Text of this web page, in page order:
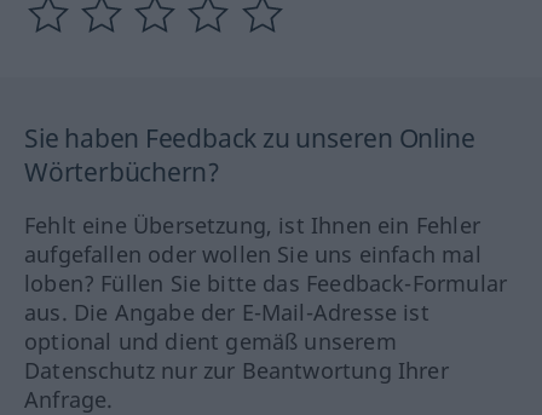
Sie haben Feedback zu unseren Online
Wörterbüchern?
Fehlt eine Übersetzung, ist Ihnen ein Fehler
aufgefallen oder wollen Sie uns einfach mal
loben? Füllen Sie bitte das Feedback-Formular
aus. Die Angabe der E-Mail-Adresse ist
optional und dient gemäß unserem
Datenschutz nur zur Beantwortung Ihrer
Anfrage.